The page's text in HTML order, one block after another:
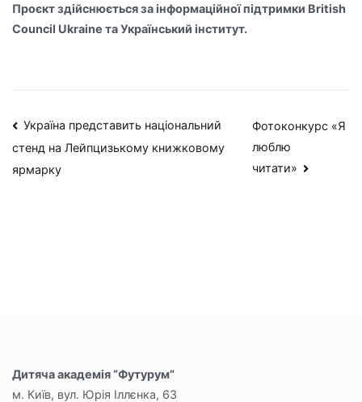
Проєкт здійснюється за інформаційної підтримки British
Council Ukraine та Український інститут.
Навігація
записів
Україна представить національний
стенд на Лейпцизькому книжковому
ярмарку
Фотоконкурс «Я
люблю
читати»
Дитяча академія “Футурум”
м. Київ, вул. Юрія Іллєнка, 63